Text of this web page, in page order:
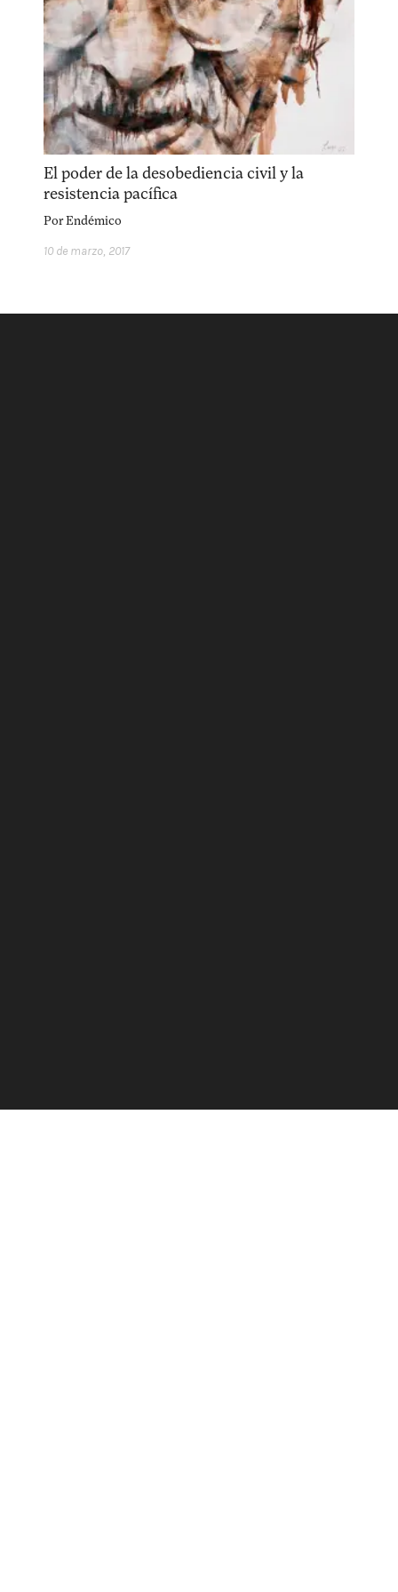
El poder de la desobediencia civil y la
resistencia pacífica
PorEndémico
10 de marzo, 2017
acerca
equipo política de envíos